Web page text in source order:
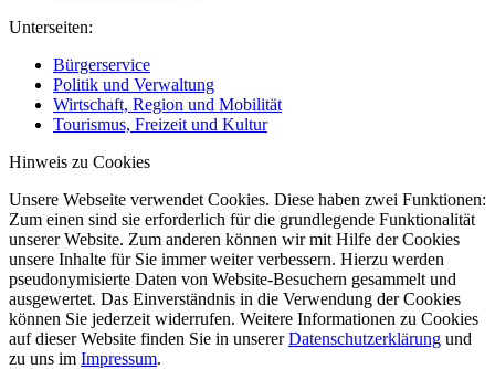
Unterseiten:
Bürgerservice
Politik und Verwaltung
Wirtschaft, Region und Mobilität
Tourismus, Freizeit und Kultur
Hinweis zu Cookies
Unsere Webseite verwendet Cookies. Diese haben zwei Funktionen:
Zum einen sind sie erforderlich für die grundlegende Funktionalität
unserer Website. Zum anderen können wir mit Hilfe der Cookies
unsere Inhalte für Sie immer weiter verbessern. Hierzu werden
pseudonymisierte Daten von Website-Besuchern gesammelt und
ausgewertet. Das Einverständnis in die Verwendung der Cookies
können Sie jederzeit widerrufen. Weitere Informationen zu Cookies
auf dieser Website finden Sie in unsererDatenschutzerklärung und
zu uns im Impressum.